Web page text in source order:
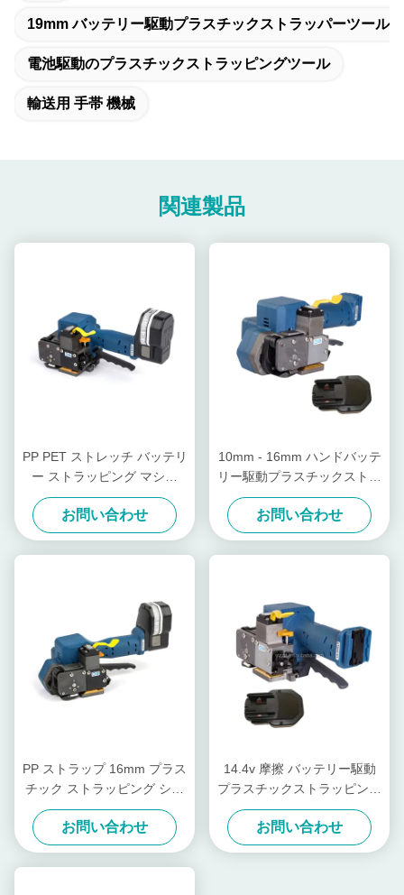
19mm バッテリー駆動プラスチックストラッパーツール
電池駆動のプラスチックストラッピングツール
輸送用 手帯 機械
関連製品
PP PET ストレッチ バッテリ
ー ストラッピング マシン
3000N プラスチックのスト
ラッピングのためのストレッ
サー
お問い合わせ
10mm - 16mm ハンドバッテ
リー駆動プラスチックストラ
ッパーツール 密封式無線手
動パレットストラッパー
お問い合わせ
PP ストラップ 16mm プラス
チック ストラッピング シー
ラー バッテリー テンショナ
ー 再充電可能な Pp ストラッ
プ 梱包機
お問い合わせ
14.4v 摩擦 バッテリー駆動
プラスチックストラッピング
ツール 溶接力 手持ちストラ
ッピングツール
お問い合わせ